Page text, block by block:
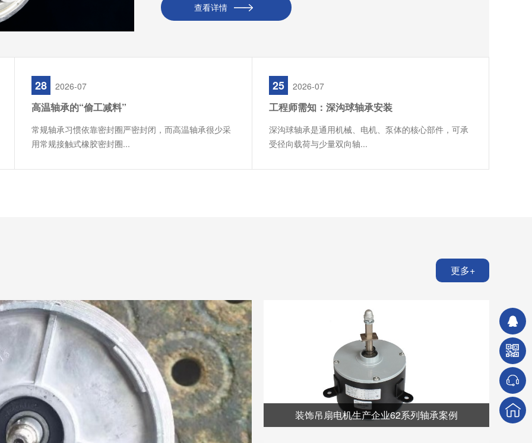
查看详情
28 2026-07
高温轴承的“偷工减料”
常规轴承习惯依靠密封圈严密封闭，而高温轴承很少采
用常规接触式橡胶密封圈...
25 2026-07
工程师需知：深沟球轴承安装
深沟球轴承是通用机械、电机、泵体的核心部件，可承
受径向载荷与少量双向轴...
更多+
装饰吊扇电机生产企业62系列轴承案例